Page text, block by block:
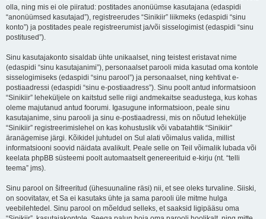
olla, ning mis ei ole piiratud: postitades anonüümse kasutajana (edaspidi
“anonüümsed kasutajad”), registreerudes “Sinikiir” liikmeks (edaspidi “sinu
konto”) ja postitades peale registreerumist ja/või sisselogimist (edaspidi “sinu
postitused”).
Sinu kasutajakonto sisaldab ühte unikaalset, ning teistest eristavat nime
(edaspidi “sinu kasutajanimi”), personaalset parooli mida kasutad oma kontole
sisselogimiseks (edaspidi “sinu parool”) ja personaalset, ning kehtivat e-
postiaadressi (edaspidi “sinu e-postiaadress”). Sinu poolt antud informatsioon
“Sinikiir” leheküljele on kaitstud selle riigi andmekaitse seadustega, kus kohas
oleme majutanud antud foorumi. Igasugune informatsioon, peale sinu
kasutajanime, sinu parooli ja sinu e-postiaadressi, mis on nõutud lehekülje
“Sinikiir” registreerimislehel on kas kohustuslik või vabatahtlik “Sinikiir”
äranägemise järgi. Kõikidel juhtudel on Sul alati võimalus valida, millist
informatsiooni soovid näidata avalikult. Peale selle on Teil võimalik lubada või
keelata phpBB süsteemi poolt automaatselt genereerituid e-kirju (nt. “telli
teema” jms).
Sinu parool on šifreeritud (ühesuunaline räsi) nii, et see oleks turvaline. Siiski,
on soovitatav, et Sa ei kasutaks ühte ja sama parooli üle mitme hulga
veebilehtedel. Sinu parool on mõeldud selleks, et saaksid ligipääsu oma